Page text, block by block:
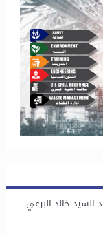
السيد خالد البرعي